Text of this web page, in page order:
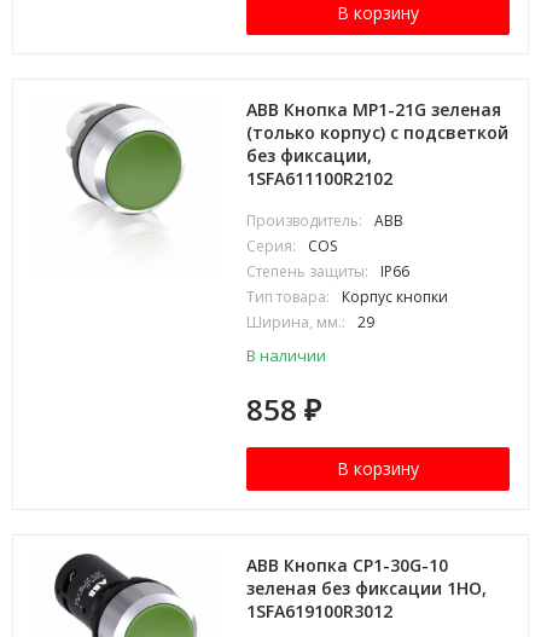
В корзину
ABB Кнопка MP1-21G зеленая
(только корпус) с подсветкой
без фиксации,
1SFA611100R2102
Производитель:
ABB
Серия:
COS
Степень защиты:
IP66
Тип товара:
Корпус кнопки
Ширина, мм.:
29
В наличии
858₽
В корзину
ABB Кнопка CP1-30G-10
зеленая без фиксации 1HO,
1SFA619100R3012